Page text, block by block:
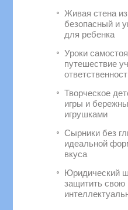
Живая стена
безопасный и
для ребенка
Уроки
путешествие
Творческое
игры и
игрушками
Сырники без
идеальной
вкуса
Юридический
защитить свою